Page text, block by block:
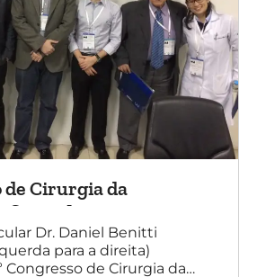
de Cirurgia da
Amaro
Dr. Daniel Benitti
para a direita)
Congresso de Cirurgia da